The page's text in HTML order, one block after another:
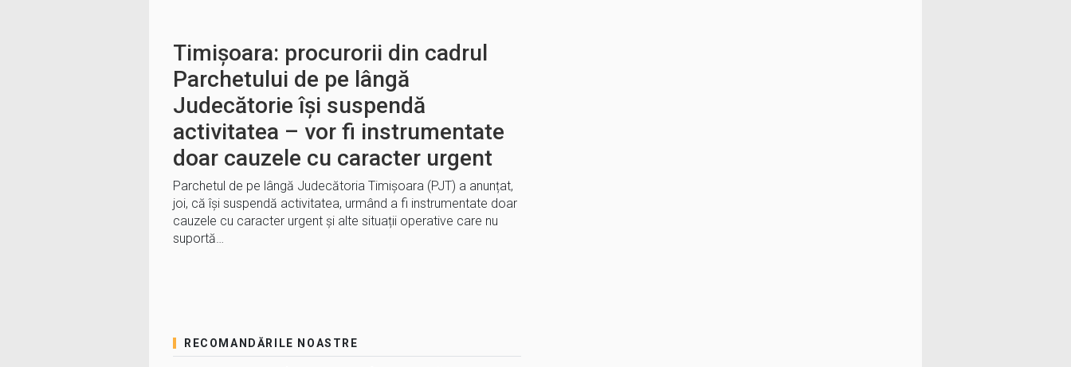
Timișoara: procurorii din cadrul
Parchetului de pe lângă
Judecătorie își suspendă
activitatea – vor fi instrumentate
doar cauzele cu caracter urgent
Parchetul de pe lângă Judecătoria Timișoara (PJT) a anunțat,
joi, că își suspendă activitatea, urmând a fi instrumentate doar
cauzele cu caracter urgent și alte situații operative care nu
suportă…
RECOMANDĂRILE NOASTRE